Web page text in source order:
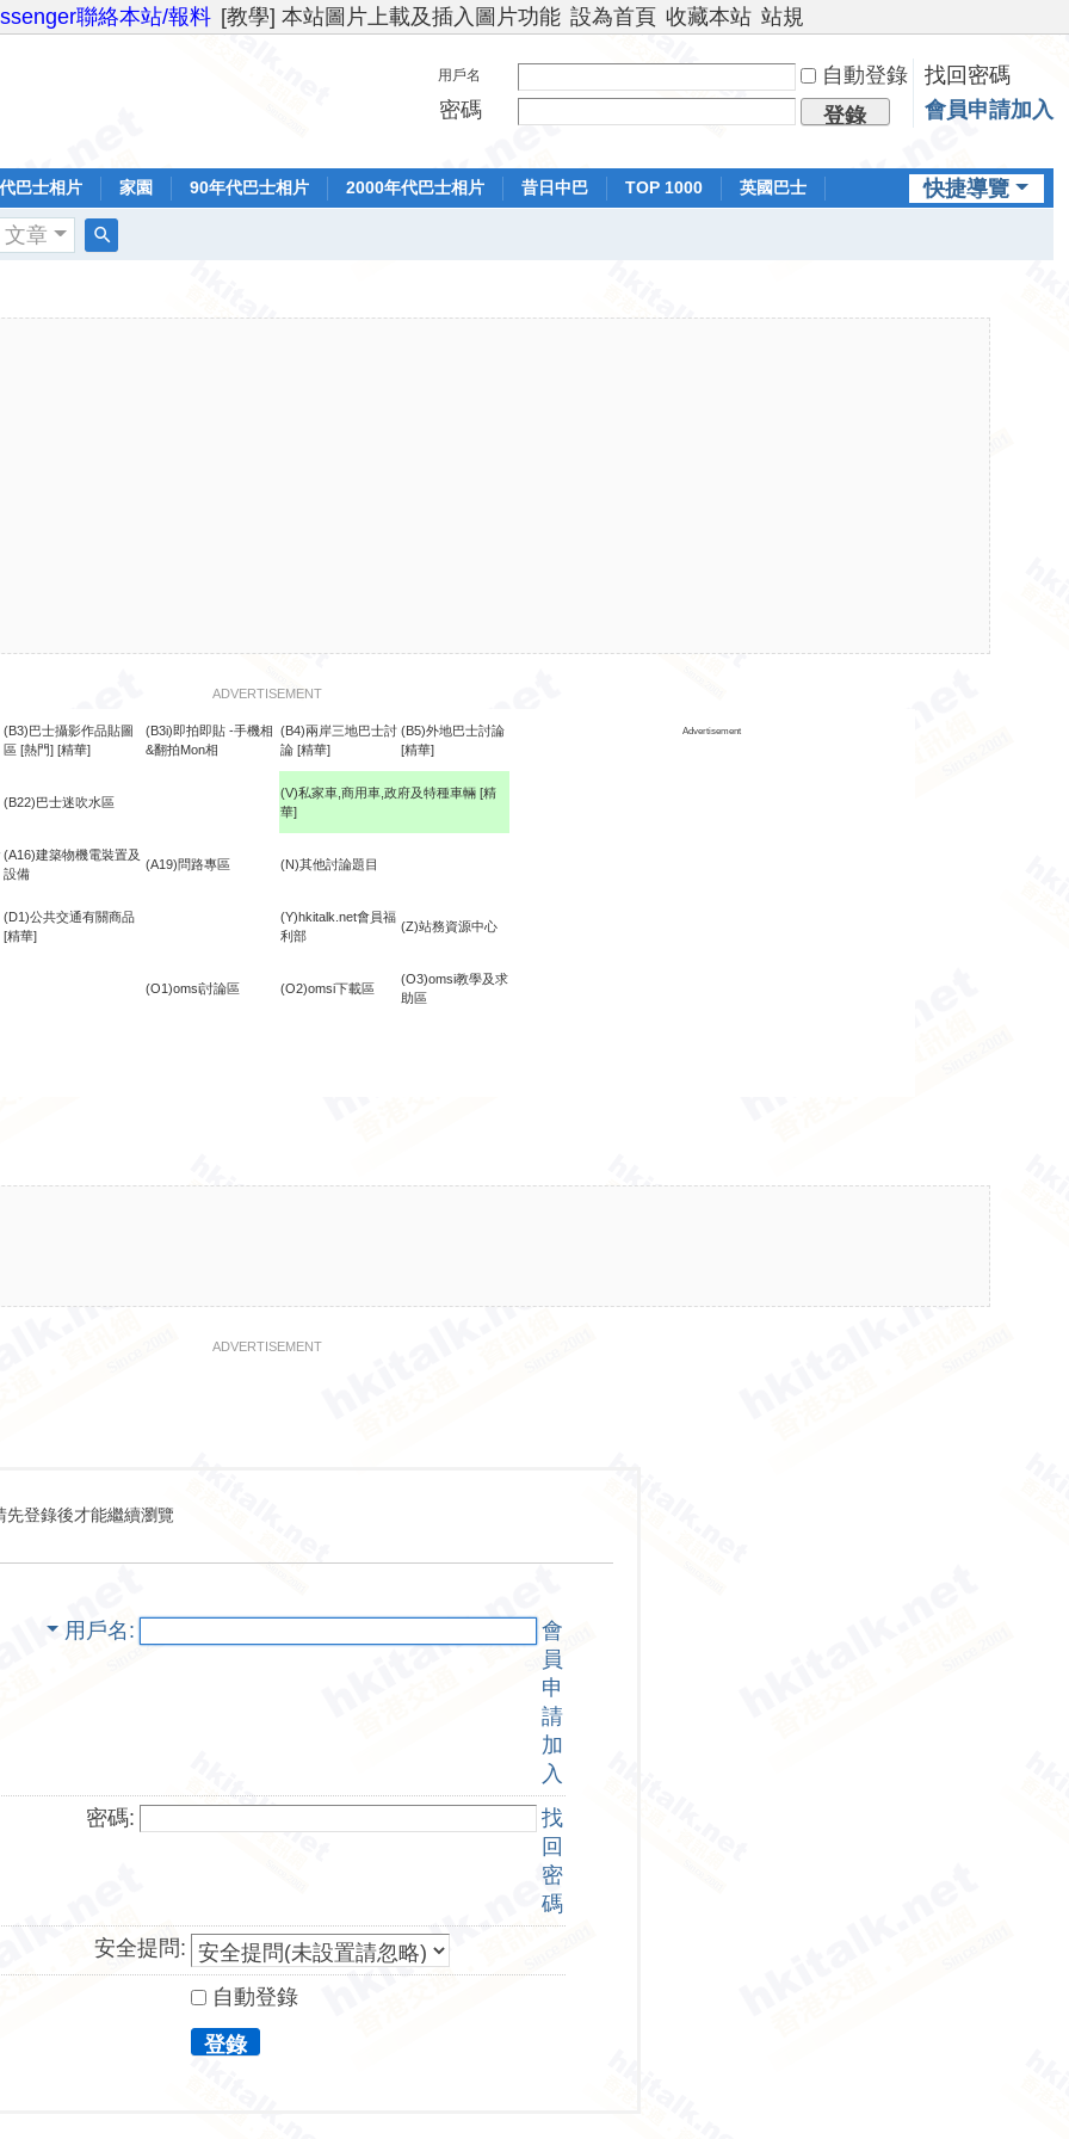
聯絡本站/報料 [教學] 本站圖片上載及插入圖片功能 設為首頁 收藏本站 站規
用戶名 自動登錄
找回密碼
密碼
登錄 會員申請加入
快捷導覽
巴士相片 家園 90年代巴士相片 2000年代巴士相片 昔日中巴 TOP 1000
英國巴士
文章
ADVERTISEMENT
(B3)巴士攝影作品貼圖
區 [熱門] [精華]
(B3i)即拍即貼 -手機相
&翻拍Mon相
(B4)兩岸三地巴士討
論 [精華]
(B5)外地巴士討論
[精華]
Advertisement
(B22)巴士迷吹水區
(V)私家車,商用車,政府及特種車輛 [精
華]
(A16)建築物機電裝置及
設備
(A19)問路專區 (N)其他討論題目
(D1)公共交通有關商品
[精華]
(Y)hkitalk.net會員福
利部
(Z)站務資源中心
(O1)omsi討論區 (O2)omsi下載區
(O3)omsi教學及求
助區
ADVERTISEMENT
先登錄後才能繼續瀏覽
用戶名
會
員
申
請
加
入
密碼:
找
回
密
碼
安全提問:
自動登錄
登錄